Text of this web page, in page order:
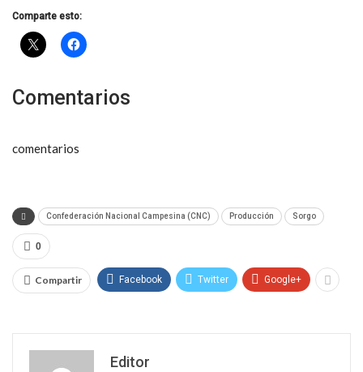
Comparte esto:
Comentarios
comentarios
Confederación Nacional Campesina (CNC) Producción Sorgo
0
Compartir Facebook Twitter Google+
Editor